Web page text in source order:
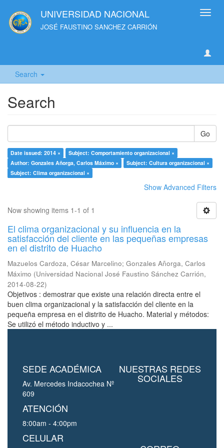
UNIVERSIDAD NACIONAL
JOSÉ FAUSTINO SANCHEZ CARRIÓN
Search
Search
Go
Date issued: 2014 ×
Subject: Comportamiento organizacional ×
Author: Gonzales Añorga, Carlos Máximo ×
Subject: Cultura organizacional ×
Subject: Clima organizacional ×
Show Advanced Filters
Now showing items 1-1 of 1
El clima organizacional y su influencia en la
satisfacción del cliente en las pequeñas empresas
en el distrito de Huacho
Mazuelos Cardoza, César Marcelino; Gonzales Añorga, Carlos
Máximo (Universidad Nacional José Faustino Sánchez Carrión,
2014-08-22)
Objetivos : demostrar que existe una relación directa entre el
buen clima organizacional y la satisfacción del cliente en la
pequeña empresa en el distrito de Huacho. Material y métodos:
Se utilizó el método inductivo y ...
SEDE ACADÉMICA
Av. Mercedes Indacochea Nº
609
ATENCIÓN
8:00am - 4:00pm
CELULAR
NUESTRAS REDES
SOCIALES